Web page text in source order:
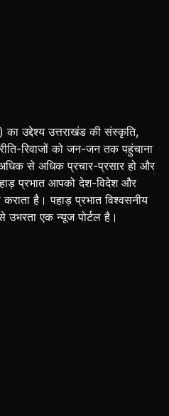
उद्देश्य उत्तराखंड की संस्कृति,
रिवाजों को जन-जन तक पहुंचाना
से अधिक प्रचार-प्रसार हो और
प्रभात आपको देश-विदेश और
है। पहाड़ प्रभात विश्वसनीय
एक न्यूज पोर्टल है।